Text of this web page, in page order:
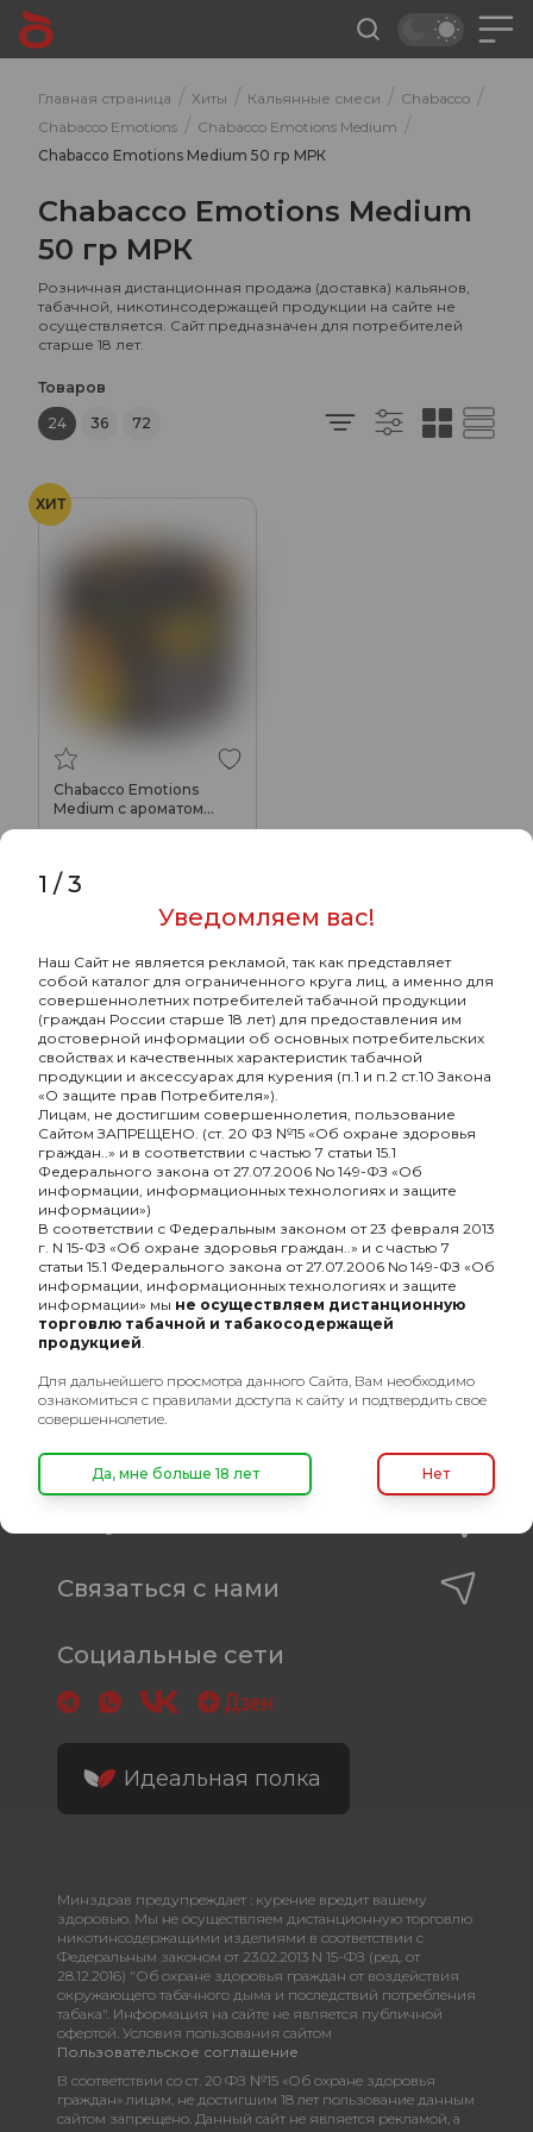
Главная страница / Хиты / Кальянные смеси / Chabacco /
Chabacco Emotions / Chabacco Emotions Medium /
Chabacco Emotions Medium 50 гр МРК
Chabacco Emotions Medium
50 гр МРК
Розничная дистанционная продажа (доставка) кальянов,
табачной, никотинсодержащей продукции на сайте не
осуществляется. Сайт предназначен для потребителей
старше 18 лет.
Товаров
24
36 72
ХИТ
Chabacco Emotions
Medium с ароматом
Бамбл Би (Bumble bee),
Оптовый портал
товаров для кальяна
8 (495) 740-22-08
8 (800) 222-82-00
Время работы
пн-пт: с 10:00 до 19:00
info@oshisha.net
О компании
Связаться с нами
Социальные сети
Идеальная полка
Минздрав предупреждает : курение вредит вашему
здоровью. Мы не осуществляем дистанционную торговлю
никотинсодержащими изделиями в соответствии с
Федеральным законом от 23.02.2013 N 15-ФЗ (ред. от
28.12.2016) "Об охране здоровья граждан от воздействия
окружающего табачного дыма и последствий потребления
табака". Информация на сайте не является публичной
офертой. Условия пользования сайтом
Пользовательское соглашение
В соответствии со ст. 20 ФЗ №15 «Об охране здоровья
граждан» лицам, не достигшим 18 лет пользование данным
сайтом запрещено. Данный сайт не является рекламой, а
1 /3
Уведомляем вас!
Наш Сайт не является рекламой, так как представляет
собой каталог для ограниченного круга лиц, а именно для
совершеннолетних потребителей табачной продукции
(граждан России старше 18 лет) для предоставления им
достоверной информации об основных потребительских
свойствах и качественных характеристик табачной
продукции и аксессуарах для курения (п.1 и п.2 ст.10 Закона
«О защите прав Потребителя»).
Лицам, не достигшим совершеннолетия, пользование
Сайтом ЗАПРЕЩЕНО. (ст. 20 ФЗ №15 «Об охране здоровья
граждан..» и в соответствии с частью 7 статьи 15.1
Федерального закона от 27.07.2006 No 149-ФЗ «Об
информации, информационных технологиях и защите
информации»)
В соответствии с Федеральным законом от 23 февраля 2013
г. N 15-ФЗ «Об охране здоровья граждан..» и с частью 7
статьи 15.1 Федерального закона от 27.07.2006 No 149-ФЗ «Об
информации, информационных технологиях и защите
информации» мы не осуществляем дистанционную
торговлю табачной и табакосодержащей
продукцией
Для дальнейшего просмотра данного Сайта, Вам необходимо
ознакомиться с правилами доступа к сайту и подтвердить свое
совершеннолетие.
Да, мне больше 18 лет Нет